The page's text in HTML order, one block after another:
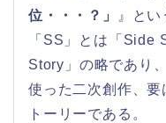
位・・・？」
』と
「SS」とは「Side
Story」の略であり
使った二次創作、要
トーリーである。